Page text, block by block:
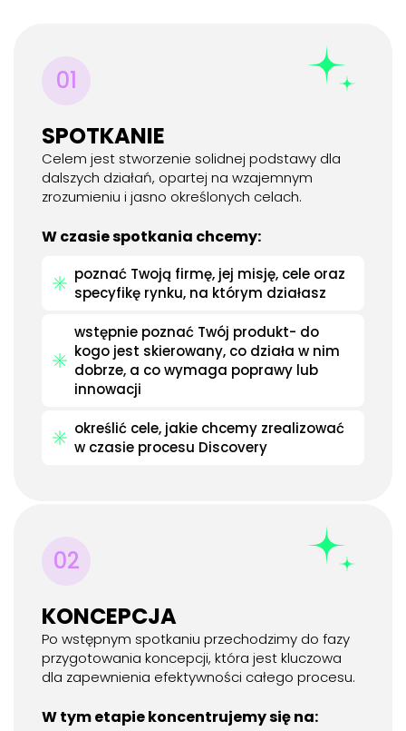
01
SPOTKANIE
Celem jest stworzenie solidnej podstawy dla
dalszych działań, opartej na wzajemnym
zrozumieniu i jasno określonych celach.
W czasie spotkania chcemy:
poznać Twoją firmę, jej misję, cele oraz
specyfikę rynku, na którym działasz
wstępnie poznać Twój produkt- do
kogo jest skierowany, co działa w nim
dobrze, a co wymaga poprawy lub
innowacji
określić cele, jakie chcemy zrealizować
w czasie procesu Discovery
02
KONCEPCJA
Po wstępnym spotkaniu przechodzimy do fazy
przygotowania koncepcji, która jest kluczowa
dla zapewnienia efektywności całego procesu.
W tym etapie koncentrujemy się na: